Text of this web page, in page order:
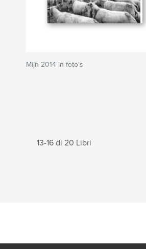
Mijn 2014 in foto's
13-16 di 20 Libri